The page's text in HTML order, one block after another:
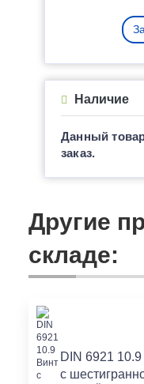
Наличие
Данный
заказ.
Другие
складе:
DIN 6921
с